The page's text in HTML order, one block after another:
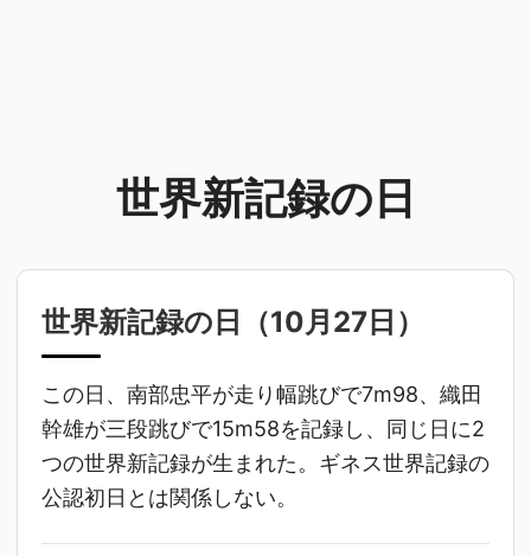
世界新記録の日
世界新記録の日（10月27日 ）
この日、南部忠平が走り幅跳びで7m98、織田
幹雄が三段跳びで15m58を記録し、同じ日に2
つの世界新記録が生まれた。ギネス世界記録の
公認初日とは関係しない。